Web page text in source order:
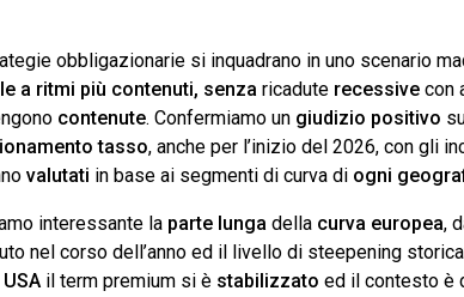
obbligazionarie si inquadrano in uno scenario
a ritmi più contenuti, senza ricadute recessive con
contenute. Confermiamo un giudizio positivo
tasso, anche per l’inizio del 2026, con gli
valutati in base ai segmenti di curva di ogni
interessante la parte lunga della curva europea,
nel corso dell’anno ed il livello di steepening
il term premium si è stabilizzato ed il contesto è